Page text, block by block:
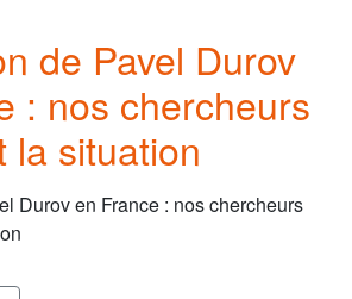
de Pavel Durov
: nos chercheurs
la situation
Durov en France : nos chercheurs